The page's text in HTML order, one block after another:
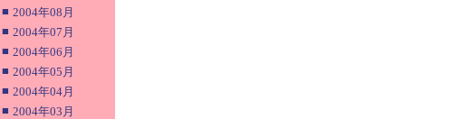
■ 2004年08月
■ 2004年07月
■ 2004年06月
■ 2004年05月
■ 2004年04月
■ 2004年03月